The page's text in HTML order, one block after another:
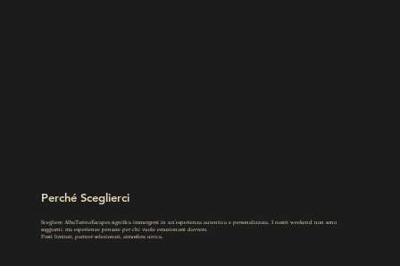
Perché Sceglierci
Scegliere AlbaTorinoEscapes significa immergersi in un'esperienza autentica e personalizzata. I nostri weekend non sono
soggiorni, ma esperienze pensate per chi vuole emozionarsi davvero.
Posti limitati, partner selezionati, atmosfera unica.